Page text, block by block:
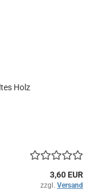
Holz
3,60 EUR
zzgl. Versand